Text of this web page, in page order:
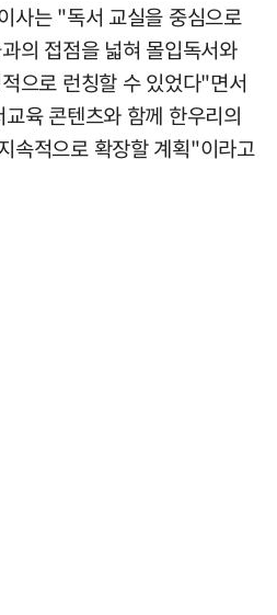
사는 "독서 교실을 중심으로
의 접점을 넓혀 몰입독서와
으로 런칭할 수 있었다"면서
육 콘텐츠와 함께 한우리의
속적으로 확장할 계획"이라고